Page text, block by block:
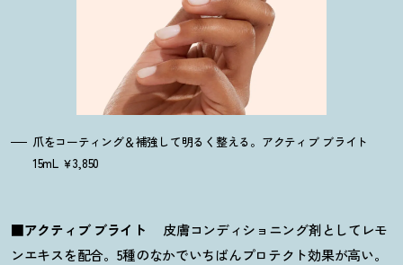
爪をコーティング＆補強して明るく整える。アクティブ ブライト
15mL ￥3,850
■アクティブ ブライト 皮膚コンディショニング剤としてレモ
ンエキスを配合。5種のなかでいちばんプロテクト効果が高い。